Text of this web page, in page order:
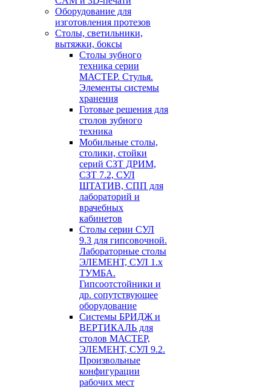
Оборудование для
изготовления протезов
Cтолы, светильники,
вытяжки, боксы
Столы зубного
техника серии
МАСТЕР. Стулья.
Элементы системы
хранения
Готовые решения для
столов зубного
техника
Мобильные столы,
столики, стойки
серий СЗТ ДРИМ,
СЗТ 7.2, СУЛ
ШТАТИВ, СПП для
лабораторий и
врачебных
кабинетов
Столы серии СУЛ
9.3 для гипсовочной.
Лабораторные столы
ЭЛЕМЕНТ, СУЛ 1.х
ТУМБА.
Гипсоотстойники и
др. сопутствующее
оборудование
Системы БРИДЖ и
ВЕРТИКАЛЬ для
столов МАСТЕР,
ЭЛЕМЕНТ, СУЛ 9.2.
Произвольные
конфигурации
рабочих мест